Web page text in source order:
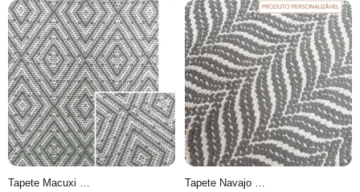
Tapete Macuxi 1 Cru e Caqui geométrico feito à mão, 100% algodão reciclado Tapete Navajo Personalizável geométrico feito à mão, 100% algodão reciclado